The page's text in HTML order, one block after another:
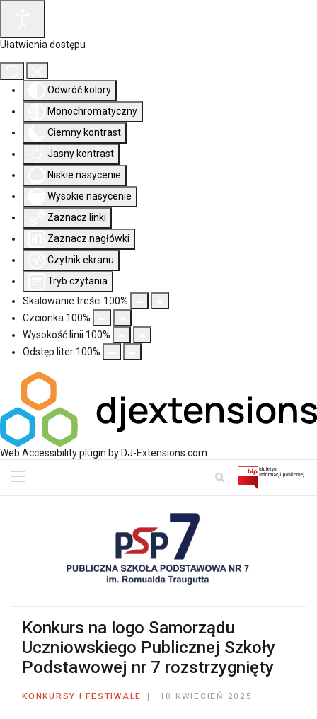
Ułatwienia dostępu
Odwróć kolory
Monochromatyczny
Ciemny kontrast
Jasny kontrast
Niskie nasycenie
Wysokie nasycenie
Zaznacz linki
Zaznacz nagłówki
Czytnik ekranu
Tryb czytania
Skalowanie treści 100%
Czcionka 100%
Wysokość linii 100%
Odstęp liter 100%
Web Accessibility plugin by DJ-Extensions.com
Konkurs na logo Samorządu
Uczniowskiego Publicznej Szkoły
Podstawowej nr 7 rozstrzygnięty
KONKURSY I FESTIWALE 10 KWIECIEŃ 2025